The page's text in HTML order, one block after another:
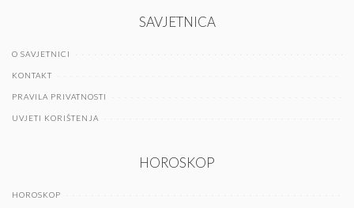
SAVJETNICA
O SAVJETNICI
KONTAKT
PRAVILA PRIVATNOSTI
UVJETI KORIŠTENJA
HOROSKOP
HOROSKOP